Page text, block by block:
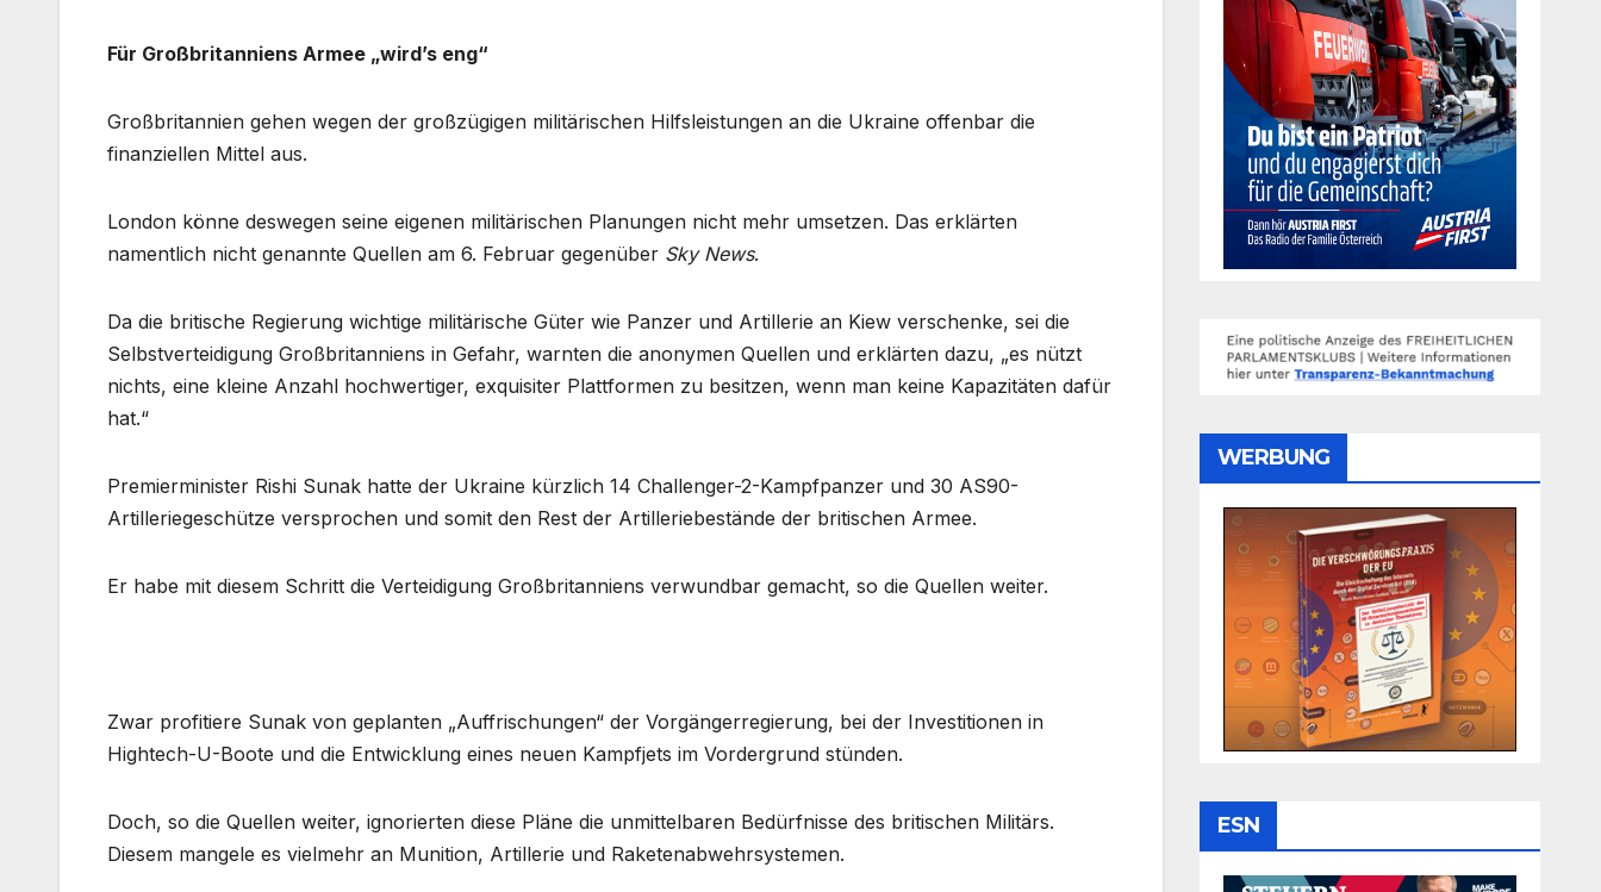
Für Großbritanniens Armee „wird’s eng“
Großbritannien gehen wegen der großzügigen militärischen Hilfsleistungen an die Ukraine offenbar die
finanziellen Mittel aus.
London könne deswegen seine eigenen militärischen Planungen nicht mehr umsetzen. Das erklärten
namentlich nicht genannte Quellen am 6. Februar gegenüber Sky News.
Da die britische Regierung wichtige militärische Güter wie Panzer und Artillerie an Kiew verschenke, sei die
Selbstverteidigung Großbritanniens in Gefahr, warnten die anonymen Quellen und erklärten dazu, „es nützt
nichts, eine kleine Anzahl hochwertiger, exquisiter Plattformen zu besitzen, wenn man keine Kapazitäten dafür
hat.“
Premierminister Rishi Sunak hatte der Ukraine kürzlich 14 Challenger-2-Kampfpanzer und 30 AS90-
Artilleriegeschütze versprochen und somit den Rest der Artilleriebestände der britischen Armee.
Er habe mit diesem Schritt die Verteidigung Großbritanniens verwundbar gemacht, so die Quellen weiter.
Zwar profitiere Sunak von geplanten „Auffrischungen“ der Vorgängerregierung, bei der Investitionen in
Hightech-U-Boote und die Entwicklung eines neuen Kampfjets im Vordergrund stünden.
Doch, so die Quellen weiter, ignorierten diese Pläne die unmittelbaren Bedürfnisse des britischen Militärs.
Diesem mangele es vielmehr an Munition, Artillerie und Raketenabwehrsystemen.
WERBUNG
ESN